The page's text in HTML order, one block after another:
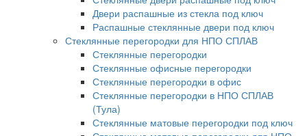
Двери распашные из стекла под ключ
Распашные стеклянные двери под ключ
Стеклянные перегородки для НПО СПЛАВ
Стеклянные перегородки
Стеклянные офисные перегородки
Стеклянные перегородки в офис
Стеклянные перегородки в НПО СПЛАВ
(Тула)
Стеклянные матовые перегородки под ключ